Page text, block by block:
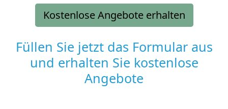
Kostenlose Angebote erhalten
Füllen Sie jetzt das Formular aus
und erhalten Sie kostenlose
Angebote